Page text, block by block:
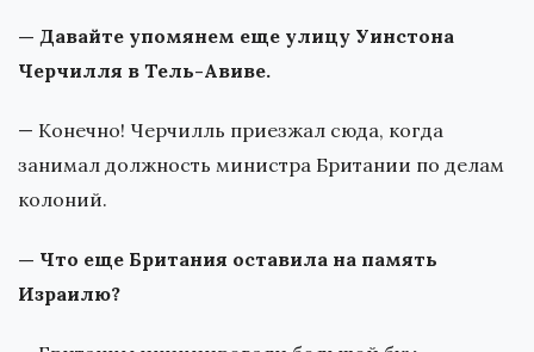
— Давайте упомянем еще улицу Уинстона
Черчилля в Тель-Авиве.
— Конечно! Черчилль приезжал сюда, когда
занимал должность министра Британии по делам
колоний.
— Что еще Британия оставила на память
Израилю?